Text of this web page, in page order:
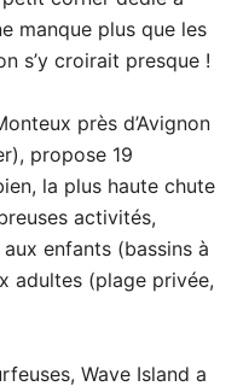
manque plus que les
s’y croirait presque !
près d’Avignon
propose 19
la plus haute chute
activités,
enfants (bassins à
adultes (plage privée,
Wave Island a